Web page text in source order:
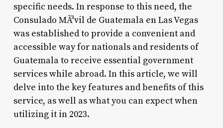
specific needs. In response to this need, the
Consulado MÃ³vil de Guatemala en Las Vegas
was established to provide a convenient and
accessible way for nationals and residents of
Guatemala to receive essential government
services while abroad. In this article, we will
delve into the key features and benefits of this
service, as well as what you can expect when
utilizing it in 2023.